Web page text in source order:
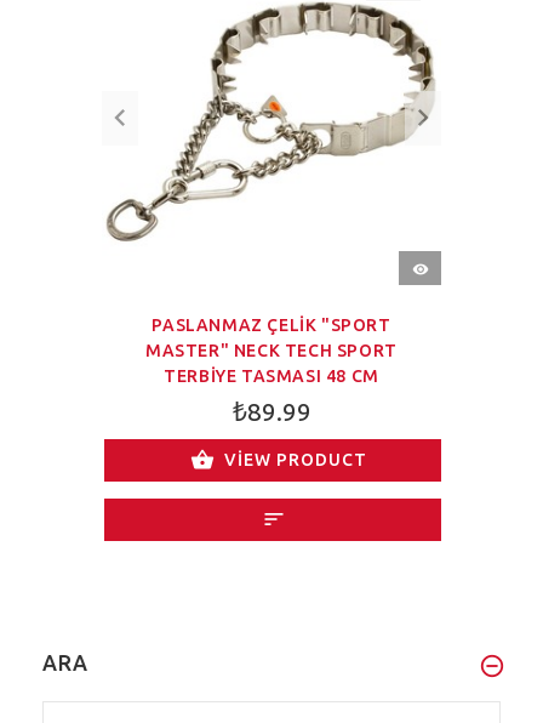
HIZLI
BAKIŞ
PASLANMAZ ÇELIK "SPORT
MASTER" NECK TECH SPORT
TERBIYE TASMASI 48 CM
₺89.99
VIEW PRODUCT
ARA